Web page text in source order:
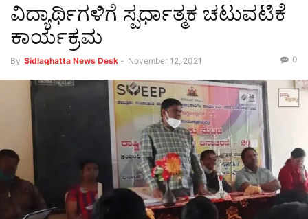
ವಿದ್ಯಾರ್ಥಿಗಳಿಗೆ ಸ್ಪರ್ಧಾತ್ಮಕ ಚಟುವಟಿಕೆ
ಕಾರ್ಯಕ್ರಮ
By Sidlaghatta News Desk - November 12, 2021 0